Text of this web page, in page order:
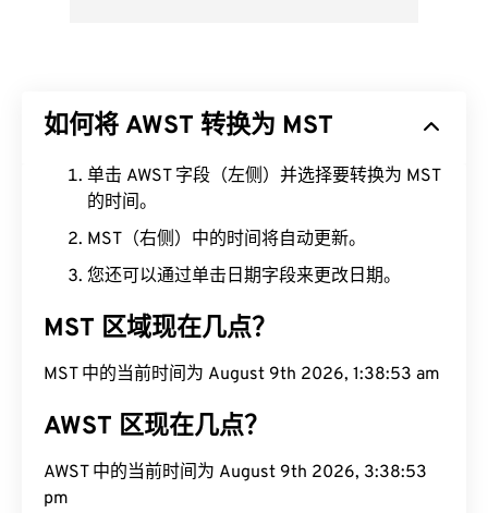
如何将 AWST 转换为 MST
单击 AWST 字段（左侧）并选择要转换为 MST
的时间。
MST（右侧）中的时间将自动更新。
您还可以通过单击日期字段来更改日期。
MST 区域现在几点？
MST 中的当前时间为 August 9th 2026, 1:38:54 am
AWST 区现在几点？
AWST 中的当前时间为 August 9th 2026, 3:38:54
pm